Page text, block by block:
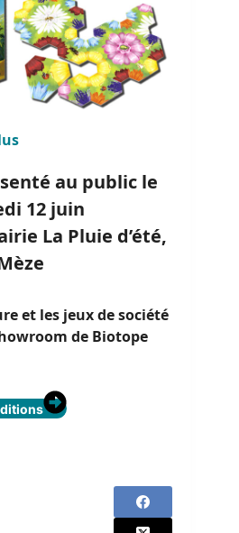
au public le
12 juin
La Pluie d’été,
et les jeux de société
de Biotope